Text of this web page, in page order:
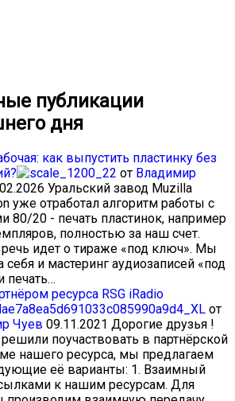
публикации
дня
как выпустить пластинку без
от Владимир
Уральский завод Muzilla
уже отработал алгоритм работы с
80/20 - печать пластинок, например
полностью за наш счет.
идет о тираже «под ключ». Мы
себя и мастеринг аудиозаписей «под
печать…
ресурса RSG iRadio
от
Чуев 09.11.2021 Дорогие друзья !
поучаствовать в партнёрской
нашего ресурса, мы предлагаем
её варианты: 1. Взаимный
к нашим ресурсам. Для